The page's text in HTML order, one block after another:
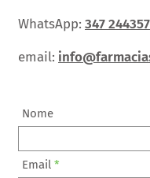
WhatsApp: 347
email:
Nome
Email